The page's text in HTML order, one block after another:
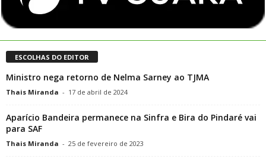
ESCOLHAS DO EDITOR
Ministro nega retorno de Nelma Sarney ao TJMA
Thais Miranda - 17 de abril de 2024
Aparício Bandeira permanece na Sinfra e Bira do Pindaré vai
para SAF
Thais Miranda - 25 de fevereiro de 2023